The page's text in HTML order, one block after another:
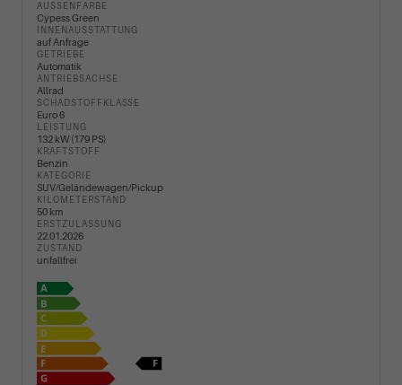
AUSSENFARBE
Cypess Green
INNENAUSSTATTUNG
auf Anfrage
GETRIEBE
Automatik
ANTRIEBSACHSE
Allrad
SCHADSTOFFKLASSE
Euro 6
LEISTUNG
132 kW (179 PS)
KRAFTSTOFF
Benzin
KATEGORIE
SUV/Geländewagen/Pickup
KILOMETERSTAND
50 km
ERSTZULASSUNG
22.01.2026
ZUSTAND
unfallfrei